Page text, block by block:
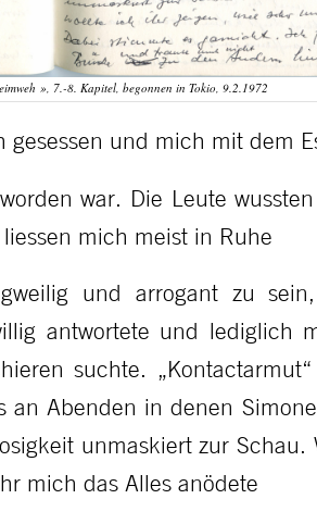
», 7.-8. Kapitel, begonnen in Tokio, 9.2.1972
und mich mit dem
war. Die Leute
mich meist in Ruhe
und arrogant zu
antwortete und lediglich
suchte.
an Abenden in denen
unmaskiert zur Schau.
mich das Alles anödete